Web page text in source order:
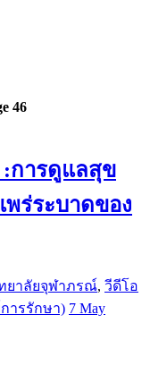
46
การดูแลสุข
ร่ระบาดของ
ยาลัยจุฬาภรณ์, วีดีโอ
ารรักษา) 7 May